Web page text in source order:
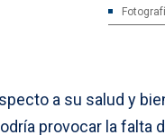
a su salud y
provocar la falta